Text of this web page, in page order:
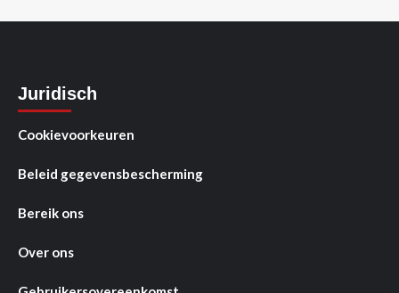
Juridisch
Cookievoorkeuren
Beleid gegevensbescherming
Bereik ons
Over ons